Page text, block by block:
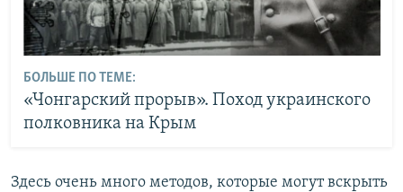
БОЛЬШЕ ПО ТЕМЕ:
«Чонгарский прорыв». Поход украинского
полковника на Крым
Здесь очень много методов, которые могут вскрыть